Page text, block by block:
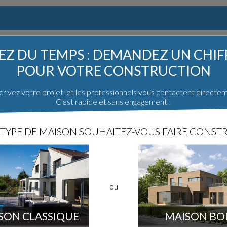
construction Poster un message
DU TEMPS : DEMANDEZ UN
POUR VOTRE CONSTRUCTION
votre projet, et les professionnels vous contactent
C'est rapide et sans engagement !
DE MAISON SOUHAITEZ-VOUS FAIRE
CLASSIQUE
ou
MAISON